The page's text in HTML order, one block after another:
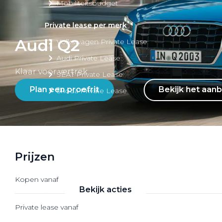
Mobiliteitsbudget
Private lease per merk
Volkswagen Private Lease
Audi Private Lease
SEAT Private Lease
Škoda Private Lease
Bekijk acties
Audi Q2
Klaar voor vertrek
Plan een proefrit
Bekijk het
Prijzen
Kopen vanaf
Private lease vanaf